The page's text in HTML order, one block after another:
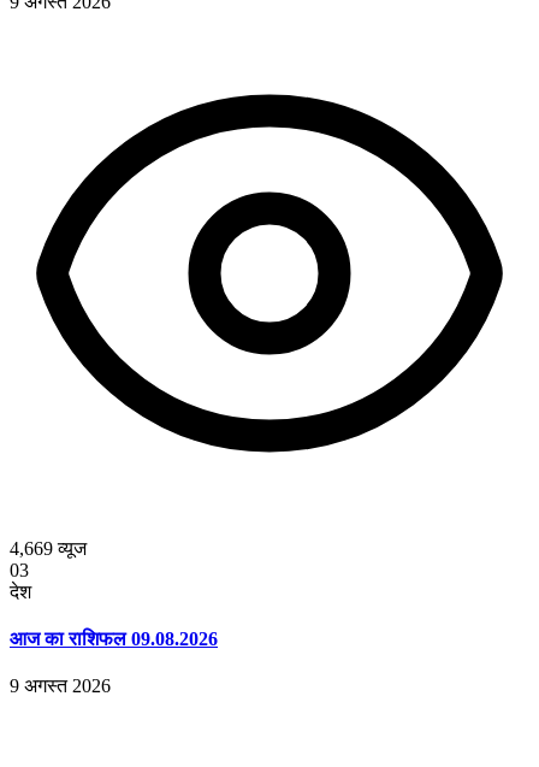
4,669व्यूज
03
देश
आज का राशिफल 09.08.2026
9 अगस्त 2026